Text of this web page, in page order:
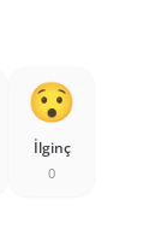
İlginç
0